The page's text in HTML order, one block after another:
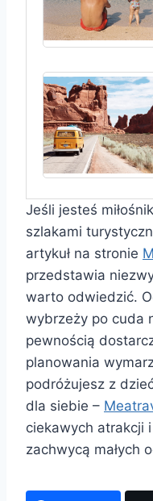
Jeśli jesteś
szlakami
artykuł na stronie
przedstawia
warto odwiedzić.
wybrzeży po cuda
pewnością
planowania
podróżujesz z
dla siebie –
ciekawych atrakcji
zachwycą małych